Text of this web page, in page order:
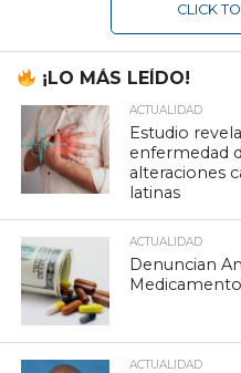
CLICK
¡LO MÁS LEÍDO!
ACTUALIDAD
Estudio
enfermedad
alteraciones
latinas
ACTUALIDAD
Denuncian
ACTUALIDAD